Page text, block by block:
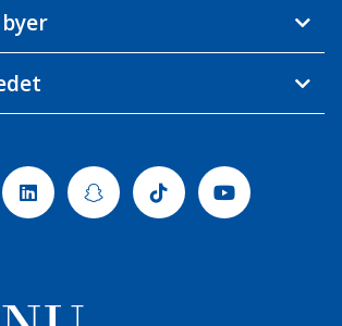
LinkedinSnapchatTiktok Youtube